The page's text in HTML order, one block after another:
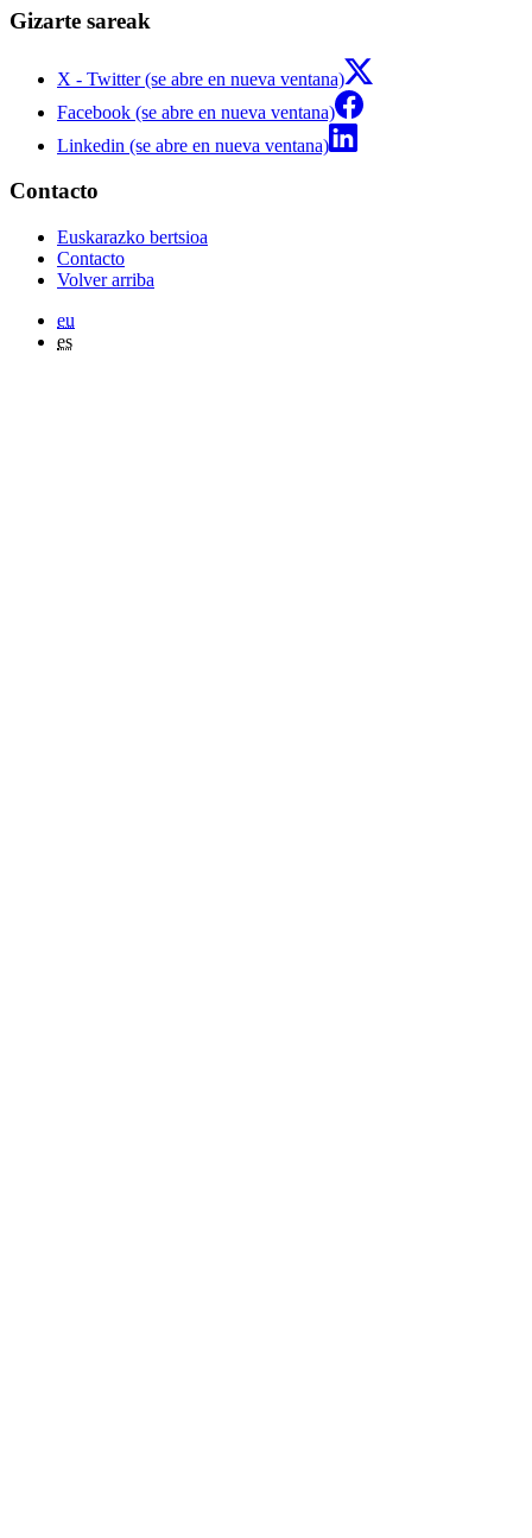
Gizarte sareak
X - Twitter (se abre en nueva ventana)
Facebook (se abre en nueva ventana)
Linkedin (se abre en nueva ventana)
Contacto
Euskarazko bertsioa
Contacto
Volver arriba
eu
es